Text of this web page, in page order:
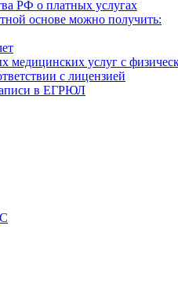
РФ о платных услугах
основе можно получить:
медицинских услуг с
с лицензией
в ЕГРЮЛ